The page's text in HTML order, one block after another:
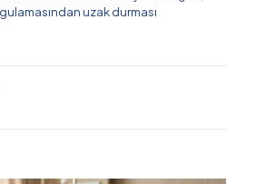
uzak durması